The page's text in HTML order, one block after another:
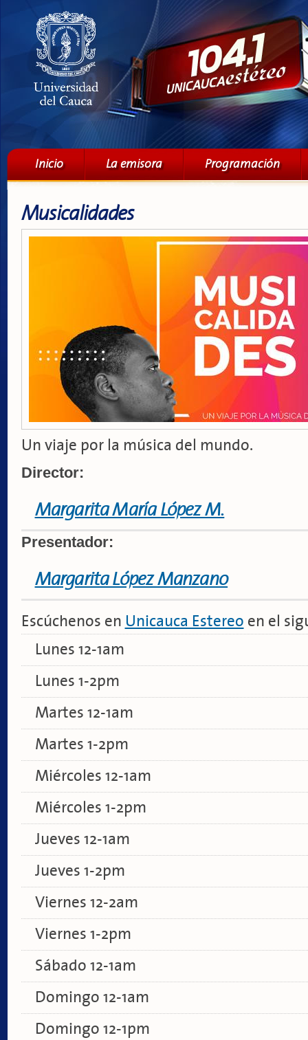
Menú principal
Inicio La emisora Programación
Musicalidades
Un viaje por la música del mundo.
Director:
Margarita María López M.
Presentador:
Margarita López Manzano
Escúchenos en Unicauca Estereo en el
Lunes 12-1am
Lunes 1-2pm
Martes 12-1am
Martes 1-2pm
Miércoles 12-1am
Miércoles 1-2pm
Jueves 12-1am
Jueves 1-2pm
Viernes 12-2am
Viernes 1-2pm
Sábado 12-1am
Domingo 12-1am
Domingo 12-1pm